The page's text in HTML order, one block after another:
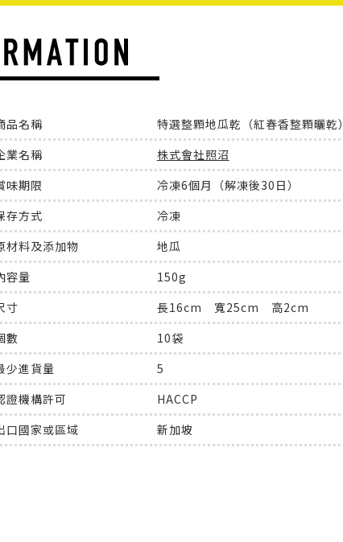
品名稱
特選整顆地瓜乾（紅春香整顆曬乾）
業名稱
株式會社照沼
味期限
冷凍6個月（解凍後30日）
存方式
冷凍
材料及添加物
地瓜
容量
150g
寸
長16cm 寬25cm 高2cm
數
10袋
少進貨量
5
證機構許可
HACCP
口國家或區域
新加坡